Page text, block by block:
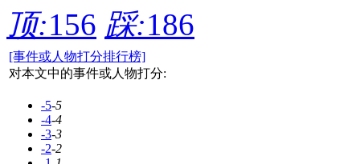
顶:156 踩:186
[事件或人物打分排行榜]
对本文中的事件或人物打分:
-5-5
-4-4
-3-3
-2-2